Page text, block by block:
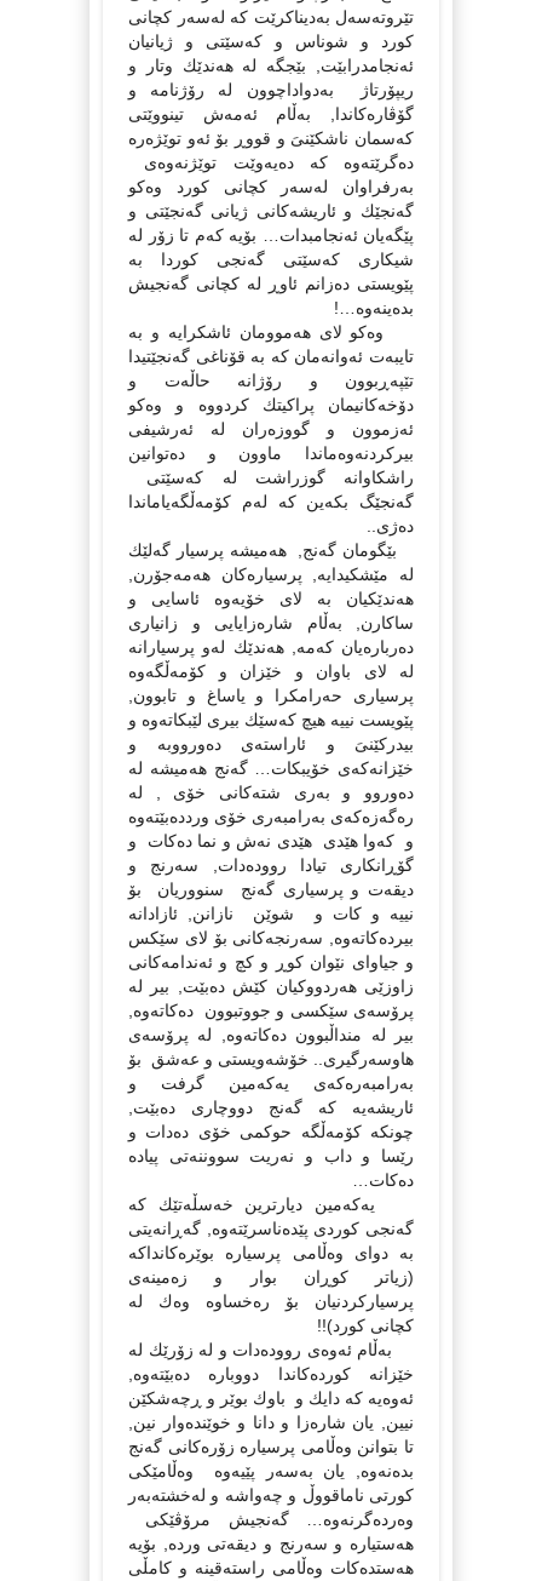
تێروتەسەل بەدیناكرێت كە لەسەر كچانى
كورد و شوناس و كەسێتى و ژیانیان
ئەنجامدرابێت, بێجگە لە هەندێك وتار و
ریپۆرتاژ بەدواداچوون لە رۆژنامە و
گۆڤارەكاندا, بەڵام ئەمەش تینووێتى
كەسمان ناشكێنىَ و قووڕ بۆ ئەو توێژەرە
دەگرێتەوە كە دەیەوێت توێژنەوەى
بەرفراوان لەسەر كچانى كورد وەكو
گەنجێك و ئاریشەكانى ژیانى گەنجێتى و
پێگەیان ئەنجامبدات… بۆیە كەم تا زۆر لە
شیكارى كەسێتى گەنجى كوردا بە
پێویستى دەزانم ئاوڕ لە كچانى گەنجیش
بدەینەوە…!
وەكو لاى هەموومان ئاشكرایە و بە
تایبەت ئەوانەمان كە بە قۆناغى گەنجێتیدا
تێپەڕبوون و رۆژانە حاڵەت و
دۆخەكانیمان پراكیتك كردووە و وەكو
ئەزموون و گووزەران لە ئەرشیفى
بیركردنەوەماندا ماوون و دەتوانین
راشكاوانە گوزراشت لە كەسێتى
گەنجێگ بكەین كە لەم كۆمەڵگەیاماندا
دەژى..
بێگومان گەنج, هەمیشە پرسیار گەلێك
لە مێشكیدایە, پرسیارەكان هەمەجۆرن,
هەندێكیان بە لاى خۆیەوە ئاسایى و
ساكارن, بەڵام شارەزایایى و زانیارى
دەربارەیان كەمە, هەندێك لەو پرسیارانە
لە لاى باوان و خێزان و كۆمەڵگەوە
پرسیارى حەرامكرا و یاساغ و تابوون,
پێویست نییە هیچ كەسێك بیرى لێبكاتەوە و
بیدركێنىَ و ئاراستەى دەورووبە و
خێزانەكەى خۆیبكات… گەنج هەمیشە لە
دەوروو و بەرى شتەكانى خۆى , لە
رەگەزەكەى بەرامبەرى خۆى ورددەبێتەوە
و كەوا هێدى هێدى نەش و نما دەكات و
گۆڕانكارى تیادا روودەدات, سەرنج و
دیقەت و پرسیارى گەنج سنووریان بۆ
نییە و كات و شوێن نازانن, ئازادانە
بیردەكاتەوە, سەرنجەكانى بۆ لاى سێكس
و جیاواى نێوان كوڕ و كچ و ئەندامەكانى
زاوزێى هەردووكیان كێش دەبێت, بیر لە
پرۆسەى سێكسى و جووتبوون دەكاتەوە,
بیر لە منداڵبوون دەكاتەوە, لە پرۆسەى
هاوسەرگیرى.. خۆشەویستى و عەشق بۆ
بەرامبەرەكەى یەكەمین گرفت و
ئاریشەیە كە گەنج دووچارى دەبێت,
چونكە كۆمەڵگە حوكمى خۆی دەدات و
رێسا و داب و نەریت سووننەتى پیادە
دەكات…
یەكەمین دیارترین خەسڵەتێك كە
گەنجى كوردى پێدەناسرێتەوە, گەڕانەیتى
بە دواى وەڵامى پرسیارە بوێرەكانداكە
(زیاتر كوڕان بوار و زەمینەى
پرسیاركردنیان بۆ رەخساوە وەك لە
كچانى كورد)!!
بەڵام ئەوەى روودەدات و لە زۆرێك لە
خێزانە كوردەكاندا دووبارە دەبێتەوە,
ئەوەیە كە دایك و باوك بوێر و ڕچەشكێن
نیین, یان شارەزا و دانا و خوێندەوار نین,
تا بتوانن وەڵامى پرسیارە زۆرەكانى گەنج
بدەنەوە, یان بەسەر پێیەوە وەڵامێكى
كورتى ناماقووڵ و چەواشە و لەخشتەبەر
وەردەگرنەوە… گەنجیش مرۆڤێكى
هەستیارە و سەرنج و دیقەتى وردە, بۆیە
هەستدەكات وەڵامى راستەقینە و كامڵى